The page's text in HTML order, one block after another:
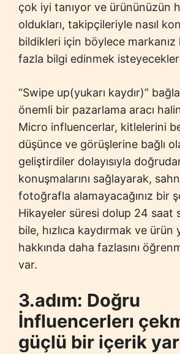
çok iyi tanıyor ve ürününüzün
oldukları, takipçileriyle nasıl
bildikleri için böylece markanız
fazla bilgi edinmek
“Swipe up(yukarı kaydır)”
önemli bir pazarlama aracı
Micro influencerlar, kitlelerini
düşünce ve görüşlerine bağlı
geliştirdiler dolayısıyla
konuşmalarını sağlayarak,
fotoğrafla alamayacağınız bir
Hikayeler süresi dolup 24 saat
bile, hızlıca kaydırmak ve ürün
hakkında daha fazlasını
var.
3.adım: Doğru
İnfluencerlerı
güçlü bir içerik